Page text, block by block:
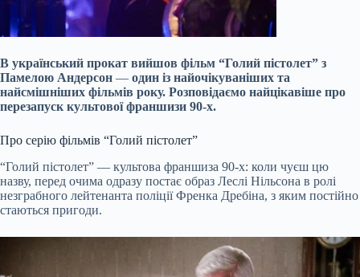
В український прокат вийшов фільм “Голий пістолет” з
Памелою Андерсон — один із найочікуваніших та
найсмішніших фільмів року. Розповідаємо найцікавіше про
перезапуск культової франшизи 90-х.
Про серію фільмів “Голий пістолет”
“Голий пістолет” — культова франшиза 90-х: коли чуєш цю
назву, перед очима одразу постає образ Леслі Нільсона в ролі
незграбного лейтенанта поліції Френка Дребіна, з яким постійно
стаються пригоди.